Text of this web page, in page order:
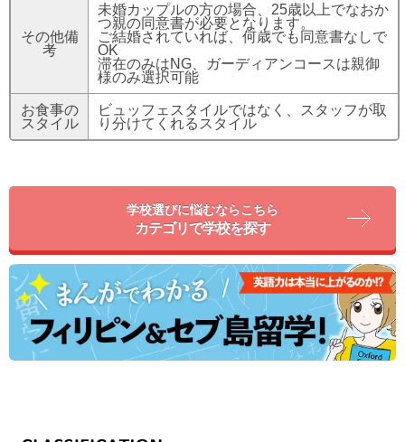
その他備
考
未婚カップルの方の場合、25歳以上でなおか
つ親の同意書が必要となります。
ご結婚されていれば、何歳でも同意書なしで
OK
滞在のみはNG、ガーディアンコースは親御
様のみ選択可能
お食事の
スタイル
ビュッフェスタイルではなく、スタッフが取
り分けてくれるスタイル
学校選びに悩むならこちら
カテゴリで学校を探す